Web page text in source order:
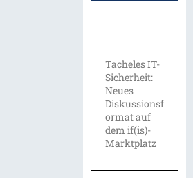
Tacheles IT-
Sicherheit:
Neues
Diskussionsf
ormat auf
dem if(is)-
Marktplatz